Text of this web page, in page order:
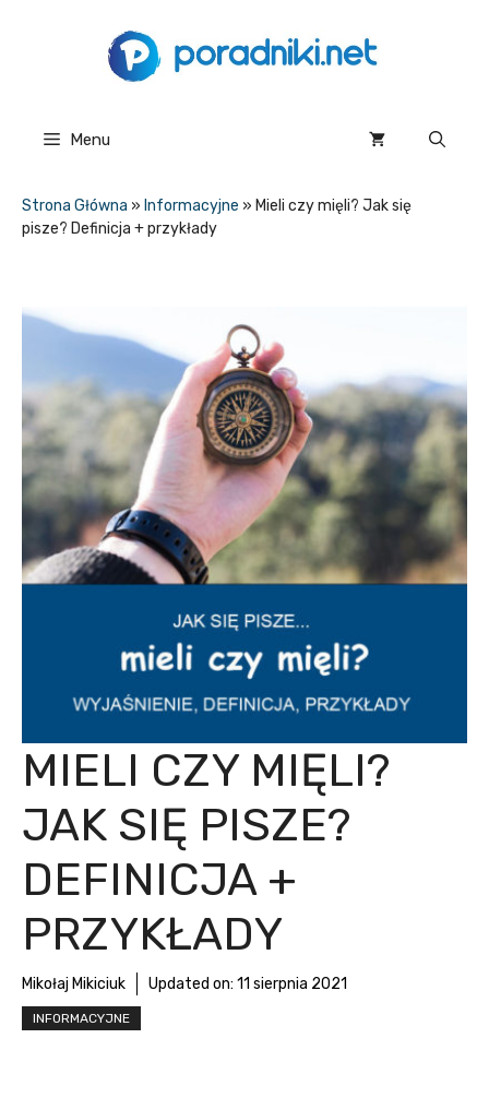
Menu
Strona Główna » Informacyjne » Mieli czy mięli? Jak się
pisze? Definicja + przykłady
MIELI CZY MIĘLI?
JAK SIĘ PISZE?
DEFINICJA +
PRZYKŁADY
Mikołaj Mikiciuk Updated on: 11 sierpnia 2021
INFORMACYJNE